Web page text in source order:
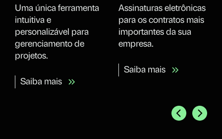
Uma única ferramenta
intuitiva e
personalizável para
gerenciamento de
projetos.
Saiba mais
Assinaturas eletrônicas
para os contratos mais
importantes da sua
empresa.
Saiba mais